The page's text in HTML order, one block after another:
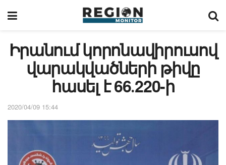
Իրանում կորոնավիրուսով
վարակվածների թիվը
հասել է 66․220-ի
2020/04/09 15:44